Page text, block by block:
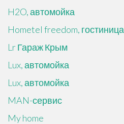
H2O, автомойка
Hometel freedom, гостиница
Lr Гараж Крым
Lux, автомойка
Lux, автомойка
MAN-сервис
My home